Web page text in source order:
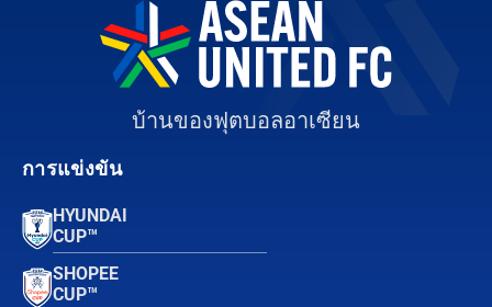
บ้านของฟุตบอลอาเซียน
การแข่งขัน
HYUNDAI
CUP™
SHOPEE
CUP™